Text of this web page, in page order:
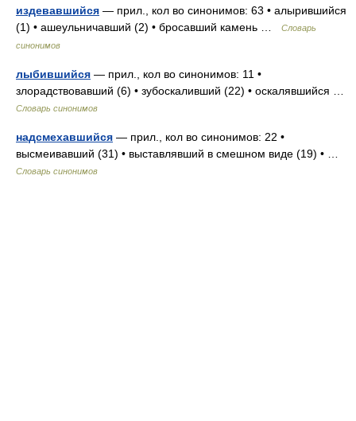
издевавшийся — прил., кол во синонимов: 63 • алырившийся
(1) • ашеульничавший (2) • бросавший камень …
Словарь
синонимов
лыбившийся — прил., кол во синонимов: 11 •
злорадствовавший (6) • зубоскаливший (22) • оскалявшийся …
Словарь синонимов
надсмехавшийся — прил., кол во синонимов: 22 •
высмеивавший (31) • выставлявший в смешном виде (19) • …
Словарь синонимов